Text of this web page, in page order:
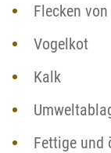
Flecken
Vogelkot
Kalk
Fettige und